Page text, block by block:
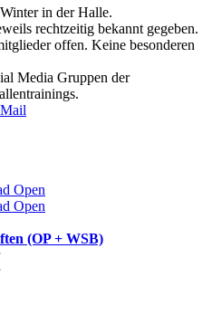
in der Halle.
rechtzeitig bekannt gegeben.
offen. Keine besonderen
Media Gruppen der
Open
Open
(OP + WSB)